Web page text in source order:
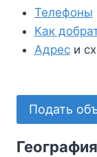
Телефоны
Как
Адреси
Подать